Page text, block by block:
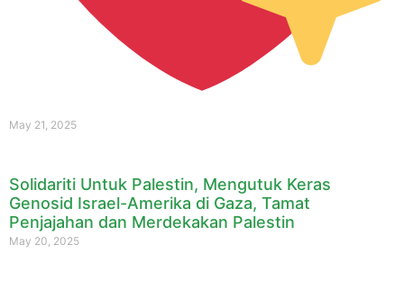
May 21, 2025
Solidariti Untuk Palestin, Mengutuk Keras
Genosid Israel-Amerika di Gaza, Tamat
Penjajahan dan Merdekakan Palestin
May 20, 2025